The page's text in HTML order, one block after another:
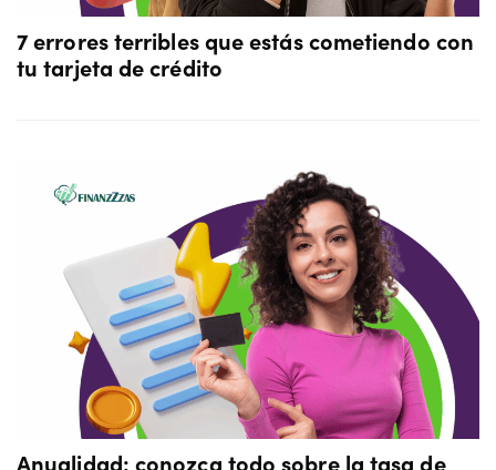
7 errores terribles que estás cometiendo con
tu tarjeta de crédito
Anualidad: conozca todo sobre la tasa de